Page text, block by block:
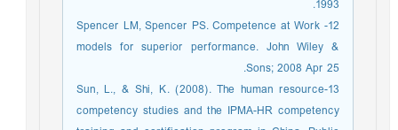
1993.
12- Spencer LM, Spencer PS. Competence at Work
models for superior performance. John Wiley &
Sons; 2008 Apr 25.
13-Sun, L., & Shi, K. (2008). The human resource
competency studies and the IPMA-HR competency